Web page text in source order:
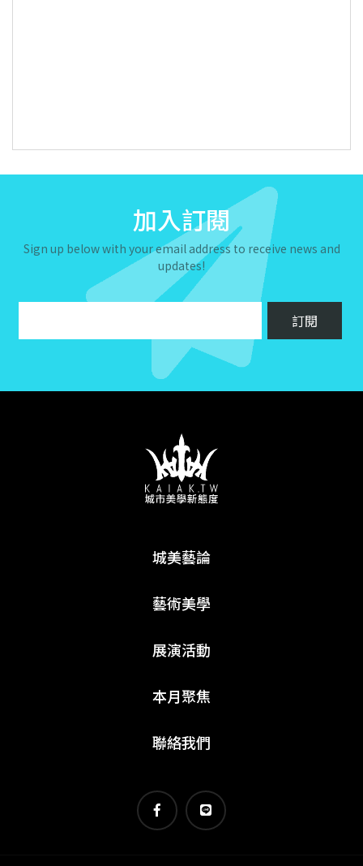
加入訂閱
Sign up below with your email address to receive news and
updates!
城美藝論
藝術美學
展演活動
本月聚焦
聯絡我們